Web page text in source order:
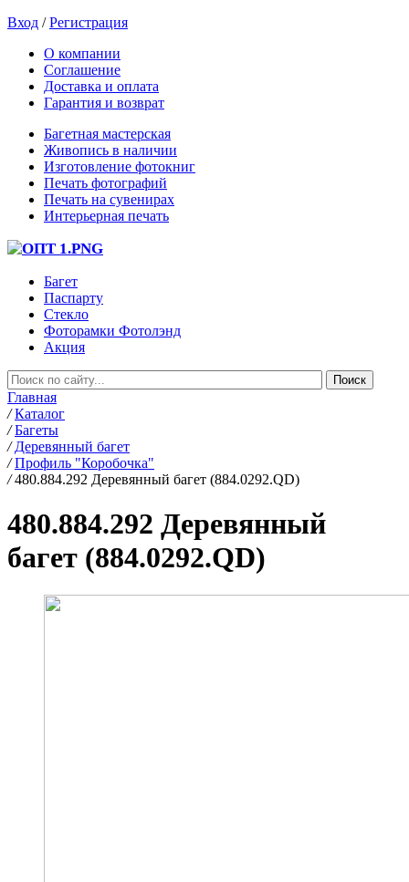
Вход /Регистрация
О компании
Соглашение
Доставка и оплата
Гарантия и возврат
Багетная мастерская
Живопись в наличии
Изготовление фотокниг
Печать фотографий
Печать на сувенирах
Интерьерная печать
Багет
Паспарту
Стекло
Фоторамки Фотолэнд
Акция
Главная
/ Каталог
/ Багеты
/ Деревянный багет
/ Профиль "Коробочка"
/ 480.884.292 Деревянный багет (884.0292.QD)
480.884.292 Деревянный
багет (884.0292.QD)